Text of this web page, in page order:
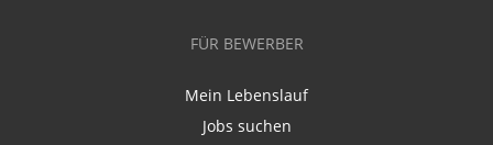
FÜR BEWERBER
Mein Lebenslauf
Jobs suchen